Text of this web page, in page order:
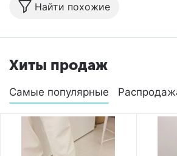
Найти похожие
Хиты продаж
Самые популярные